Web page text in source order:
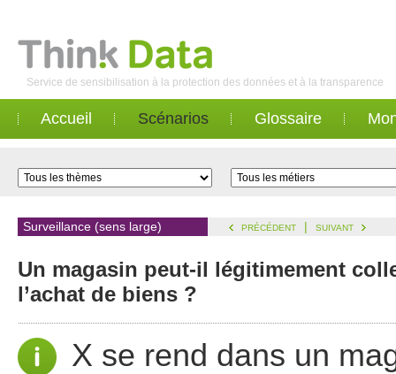
Service de sensibilisation à la protection des données et à la transparence
Accueil Scénarios Glossaire
Surveillance (sens large) PRÉCÉDENT | SUIVANT
Un magasin peut-il légitimement
l’achat de biens ?
X se rend dans un